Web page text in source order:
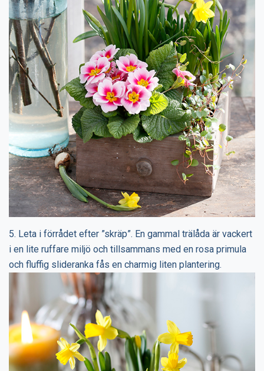
5. Leta i förrådet efter ”skräp”. En gammal trälåda är vackert
i en lite ruffare miljö och tillsammans med en rosa primula
och fluffig slideranka fås en charmig liten plantering.